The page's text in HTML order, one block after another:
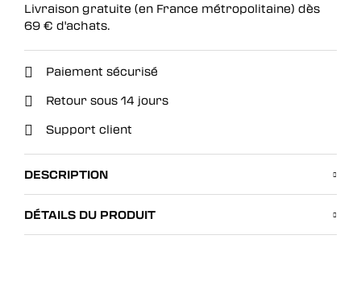
AJOUTER AU PANIER
Livraison gratuite (en France métropolitaine) dès
69 € d'achats.
Paiement sécurisé
Retour sous 14 jours
Support client
DESCRIPTION
DÉTAILS DU PRODUIT